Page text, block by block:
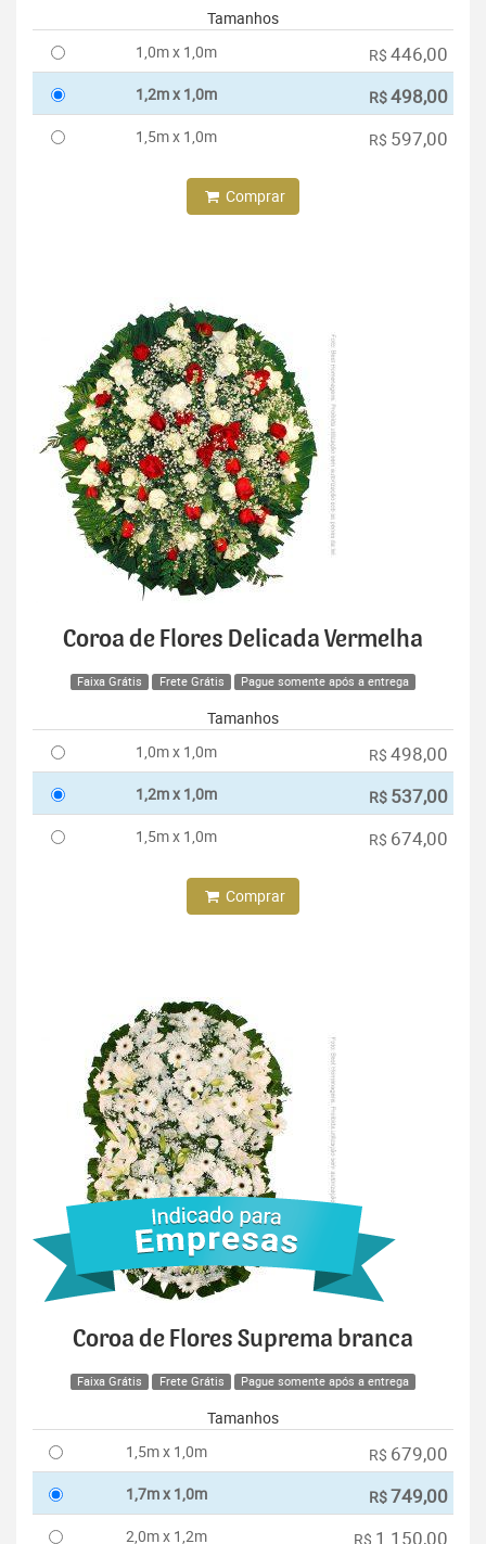
Tamanhos
1,0m x 1,0m
R$ 446,00
1,2m x 1,0m R$498,00
1,5m x 1,0m R$ 597,00
Comprar
Coroa de Flores Delicada Vermelha
Faixa Grátis Frete Grátis Pague somente após a entrega
Tamanhos
1,0m x 1,0m
R$ 498,00
1,2m x 1,0m R$ 537,00
1,5m x 1,0m R$ 674,00
Comprar
Coroa de Flores Suprema branca
Faixa Grátis Frete Grátis Pague somente após a entrega
Tamanhos
1,5m x 1,0m
R$ 679,00
1,7m x 1,0m R$749,00
2,0m x 1,2m R$ 1.150,00